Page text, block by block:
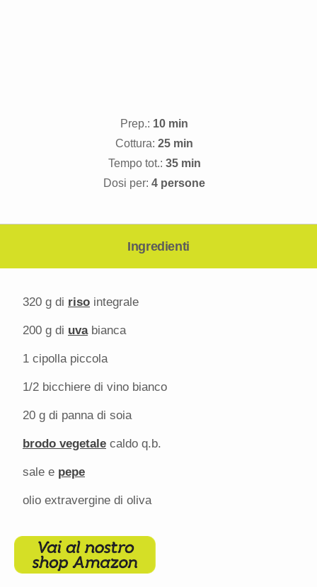
Prep.: 10 min
Cottura: 25 min
Tempo tot.: 35 min
Dosi per: 4 persone
Ingredienti
320 g di riso integrale
200 g di uvabianca
1 cipolla piccola
1/2 bicchiere di vino bianco
20 g di panna di soia
brodo vegetale caldo q.b.
sale e pepe
olio extravergine di oliva